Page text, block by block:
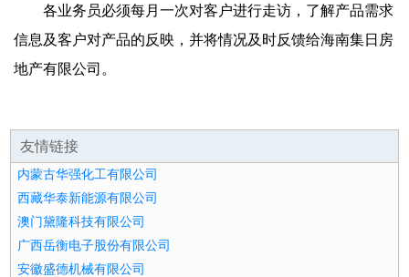
各业务员必须每月一次对客户进行走访，了解产品需求
信息及客户对产品的反映，并将情况及时反馈给海南集日房
地产有限公司。
友情链接
内蒙古华强化工有限公司
西藏华泰新能源有限公司
澳门黛隆科技有限公司
广西岳衡电子股份有限公司
安徽盛德机械有限公司